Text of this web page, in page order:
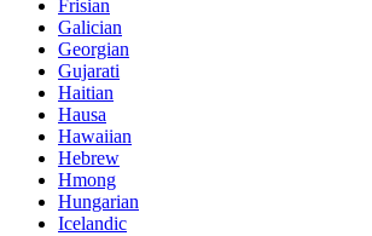
Frisian
Galician
Georgian
Gujarati
Haitian
Hausa
Hawaiian
Hebrew
Hmong
Hungarian
Icelandic